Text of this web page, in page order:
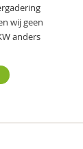
wij geen
anders